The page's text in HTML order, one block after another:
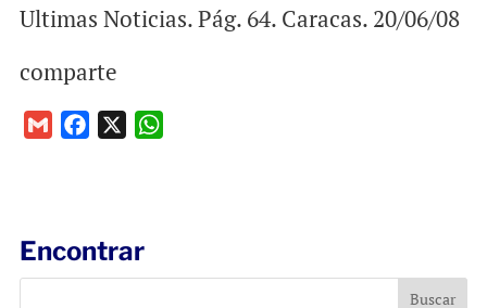
Ultimas Noticias. Pág. 64. Caracas. 20/06/08
comparte
o
Encontrar